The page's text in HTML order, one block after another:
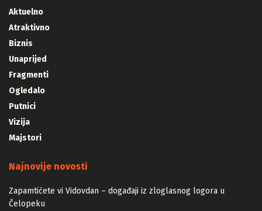
Aktuelno
Atraktivno
Biznis
Unaprijed
Fragmenti
Ogledalo
Putnici
Vizija
Majstori
Najnovije novosti
Zapamtićete vi Vidovdan – događaji iz zloglasnog logora u
Čelopeku